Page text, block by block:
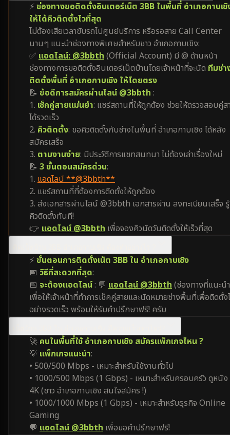
⚡ ช่องทางขอติดตั้งอินเตอร์เน็ต 3BB ในพื้นที่ อำเภอกาบเชิ
ให้ได้คิวติดตั้งไวที่สุด
ไม่ต้องเสียเวลาขับรถไปศูนย์บริการ หรือรอสาย Call Center
นานๆ แนะนำช่องทางพิเศษสำหรับชาว อำเภอกาบเชิง:
✅ แอดไลน์: @3bbth(Official Account) มี @ ด้านหน้า
ช่องทางการขอติดตั้งอินเตอร์เน็ตบ้านโดยเจ้าหน้าที่จะนัด ทีมช่า
ติดตั้งพื้นที่ อำเภอกาบเชิง ให้โดยตรง
📝 ข้อดีการสมัครผ่านไลน์ @3bbth :
1. เช็กคู่สายแม่นยำ: แชร์สถานที่ให้ถูกต้อง ช่วยให้ตรวจสอบคู่ส
ได้รวดเร็ว
2. คิวติดตั้ง: ขอคิวติดตั้งกับช่างในพื้นที่ อำเภอกาบเชิง ได้หลัง
สมัครเสร็จ
3. ตามงานง่าย: มีประวัติการแชทสนทนา ไม่ต้องเล่าเรื่องใหม่
📝 3 ขั้นตอนสมัครด่วน:
1. แอดไลน์ **@3bbth**
2. แชร์สถานที่ที่ต้องการติดตั้งให้ถูกต้อง
3. ส่งเอกสารผ่านไลน์ @3bbth เอกสารผ่าน ลงทะเบียนเสร็จ รู้
คิวติดตั้งทันที!
👉 แอดไลน์ @3bbth เพื่อจองคิวนัดวันติดตั้งให้เร็วที่สุด
⚡ ขั้นตอนการติดตั้งเน็ต 3BB ใน อำเภอกาบเชิง
📅 วิธีที่สะดวกที่สุด:
📅 จะต้องแอดไลน์: 💬 แอดไลน์ @3bbth(ช่องทางที่แนะน
เพื่อให้เจ้าหน้าที่ทำการเช็คคู่สายและนัดหมายช่างพื้นที่เพื่อติดตั้ง
อย่างรวดเร็ว พร้อมให้รับคำปรึกษาฟรี! ครับ
🚀 คนในพื้นที่ใช้ อำเภอกาบเชิง สมัครแพ็กเกจไหน ?
💡 แพ็กเกจแนะนำ:
• 500/500 Mbps - เหมาะสำหรับใช้งานทั่วไป
• 1000/500 Mbps (1 Gbps) - เหมาะสำหรับครอบครัว ดูหนัง
4K (ชาว อำเภอกาบเชิง สนใจสมัคร !)
• 1000/1000 Mbps (1 Gbps) - เหมาะสำหรับธุรกิจ Online
Gaming
💬 แอดไลน์ @3bbth เพื่อขอคำปรึกษาฟรี!